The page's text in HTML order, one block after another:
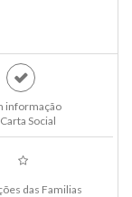
informação
Social
das Familias